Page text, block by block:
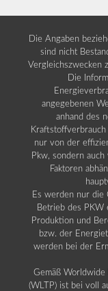
Die Angaben
sind nicht
Vergleichszwecken
Die
angegebenen
anhand des
nur von der
Pkw, sondern
Faktoren
Es werden nur die
Betrieb des PKW
Produktion und
bzw. der
werden bei der
Gemäß Worldwide
(WLTP) ist bei voll